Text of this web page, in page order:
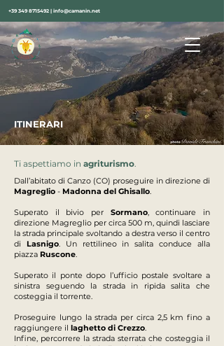
+39 349 8715492 | info@camanin.net
ITINERARI
Ti aspettiamo in agriturismo.
Dall’abitato di Canzo (CO) proseguire in direzione di
Magreglio - Madonna del Ghisallo.
Superato il bivio per Sormano, continuare in
direzione Magreglio per circa 500 m, quindi lasciare
la strada principale svoltando a destra verso il centro
di Lasnigo. Un rettilineo in salita conduce alla
piazza Ruscone.
Superato il ponte dopo l’ufficio postale svoltare a
sinistra seguendo la strada in ripida salita che
costeggia il torrente.
Proseguire lungo la strada per circa 2,5 km fino a
raggiungere il laghetto di Crezzo.
Infine, percorrere la strada sterrata che costeggia il